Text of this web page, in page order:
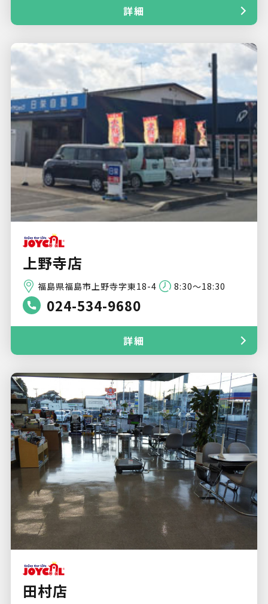
詳細
上野寺店
福島県福島市上野寺字東18-4 8:30～18:30
024-534-9680
詳細
田村店